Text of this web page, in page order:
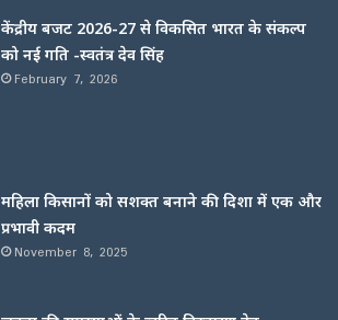
केंद्रीय बजट 2026-27 से विकसित भारत के संकल्प
को नई गति -स्वतंत्र देव सिंह
February 7, 2026
महिला किसानों को सशक्त बनाने की दिशा में एक और
प्रभावी कदम
November 8, 2025